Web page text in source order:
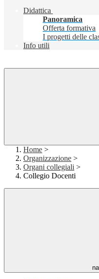
Didattica
Panoramica
Offerta formativa
I progetti delle
Info utili
Home >
Organizzazione >
Organi collegiali >
Collegio Docenti